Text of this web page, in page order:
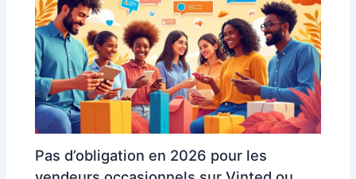
Pas d’obligation en 2026 pour les